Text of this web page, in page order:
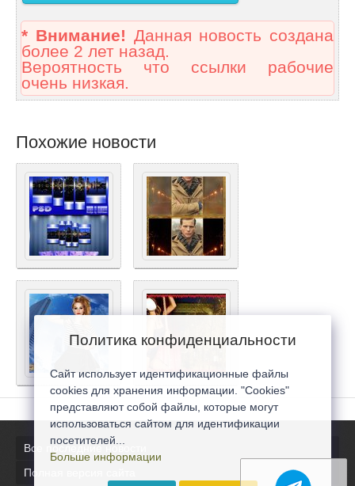
* Внимание! Данная новость создана
более 2 лет назад.
Вероятность что ссылки рабочие
очень низкая.
Похожие новости
Все последние новости
Полная версия сайта
Политика конфиденциальности
Сайт использует идентификационные файлы
cookies для хранения информации. "Cookies"
представляют собой файлы, которые могут
использоваться сайтом для идентификации
посетителей...
Больше информации